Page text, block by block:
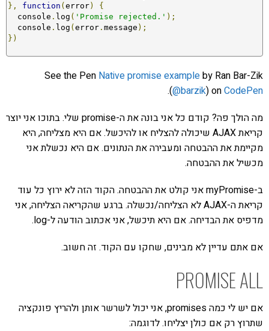
},
function (error)
{
  console
. log ( 'Promise rejected.' );
  console
. log (error . message );
})
See the Pen Native promise exampleby Ran Bar-Zik
(@barzik) onCodePen
.
מה הולך פה? קודם כל אני בונה את ה-promise שלי. בתוכו אני יוצר
קריאת AJAX שיכולה להצליח או להיכשל. אם היא מצליחה, היא
מקיימת את ההבטחה ומעבירה את הנתונים. אם היא נכשלת אני
מכשיל את ההבטחה.
ב-myPromise אני קולט את ההבטחה. הקוד הזה לא ירוץ כל עוד
קריאת ה-AJAX לא הצליחה/נכשלה. ברגע שהקריאה הצליחה, אני
מדפיס את הבדיחה. אם היא תיכשל, אני אכתוב הודעה ל-log.
אם אתם עדיין לא מבינים, שחקו עם הקוד. זה חשוב.
PROMISE ALL
אם יש לי כמה promises, אני יכול לשרשר אותן ולהריץ פונקציה
שתרוץ רק אם כולן יצליחו. לדוגמה: